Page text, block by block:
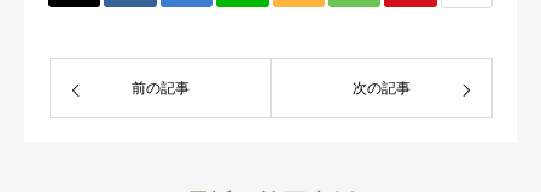
前の記事 次の記事